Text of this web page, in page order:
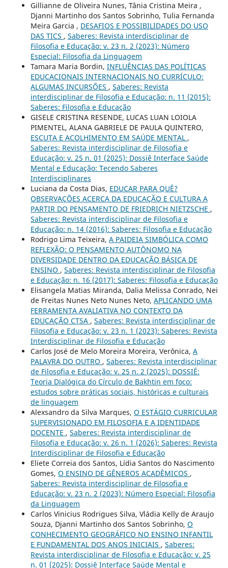
Gillianne de Oliveira Nunes, Tânia Cristina Meira ,
Djanni Martinho dos Santos Sobrinho, Tulia Fernanda
Meira Garcia , DESAFIOS E POSSIBILIDADES DO USO
DAS TICS , Saberes: Revista interdisciplinar de
Filosofia e Educação: v. 23 n. 2 (2023): Número
Especial: Filosofia da Linguagem
Tamara Maria Bordin, INFLUÊNCIAS DAS POLÍTICAS
EDUCACIONAIS INTERNACIONAIS NO CURRÍCULO:
ALGUMAS INCURSÕES , Saberes: Revista
interdisciplinar de Filosofia e Educação: n. 11 (2015):
Saberes: Filosofia e Educação
GISELE CRISTINA RESENDE, LUCAS LUAN LOIOLA
PIMENTEL, ALANA GABRIELE DE PAULA QUINTERO,
ESCUTA E ACOLHIMENTO EM SAÚDE MENTAL ,
Saberes: Revista interdisciplinar de Filosofia e
Educação: v. 25 n. 01 (2025): Dossiê Interface Saúde
Mental e Educação: Tecendo Saberes
Interdisciplinares
Luciana da Costa Dias, EDUCAR PARA QUÊ?
OBSERVAÇÕES ACERCA DA EDUCAÇÃO E CULTURA A
PARTIR DO PENSAMENTO DE FRIEDRICH NIETZSCHE ,
Saberes: Revista interdisciplinar de Filosofia e
Educação: n. 14 (2016): Saberes: Filosofia e Educação
Rodrigo Lima Teixeira, A PAIDEIA SIMBÓLICA COMO
REFLEXÃO: O PENSAMENTO AUTÔNOMO NA
DIVERSIDADE DENTRO DA EDUCAÇÃO BÁSICA DE
ENSINO , Saberes: Revista interdisciplinar de Filosofia
e Educação: n. 16 (2017): Saberes: Filosofia e Educação
Elisangela Matias Miranda, Dalia Melissa Conrado, Nei
de Freitas Nunes Neto Nunes Neto, APLICANDO UMA
FERRAMENTA AVALIATIVA NO CONTEXTO DA
EDUCAÇÃO CTSA , Saberes: Revista interdisciplinar de
Filosofia e Educação: v. 23 n. 1 (2023): Saberes: Revista
Interdisciplinar de Filosofia e Educação
Carlos José de Melo Moreira Moreira, Verônica, A
PALAVRA DO OUTRO , Saberes: Revista interdisciplinar
de Filosofia e Educação: v. 25 n. 2 (2025): DOSSIÊ:
Teoria Dialógica do Círculo de Bakhtin em foco:
estudos sobre práticas sociais, históricas e culturais
de linguagem
Alexsandro da Silva Marques, O ESTÁGIO CURRICULAR
SUPERVISIONADO EM FILOSOFIA E A IDENTIDADE
DOCENTE , Saberes: Revista interdisciplinar de
Filosofia e Educação: v. 26 n. 1 (2026): Saberes: Revista
Interdisciplinar de Filosofia e Educação
Eliete Correia dos Santos, Lídia Santos do Nascimento
Gomes, O ENSINO DE GÊNEROS ACADÊMICOS ,
Saberes: Revista interdisciplinar de Filosofia e
Educação: v. 23 n. 2 (2023): Número Especial: Filosofia
da Linguagem
Carlos Vinicius Rodrigues Silva, Vládia Kelly de Araujo
Souza, Djanni Martinho dos Santos Sobrinho, O
CONHECIMENTO GEOGRÁFICO NO ENSINO INFANTIL
E FUNDAMENTAL DOS ANOS INICIAIS , Saberes:
Revista interdisciplinar de Filosofia e Educação: v. 25
n. 01 (2025): Dossiê Interface Saúde Mental e